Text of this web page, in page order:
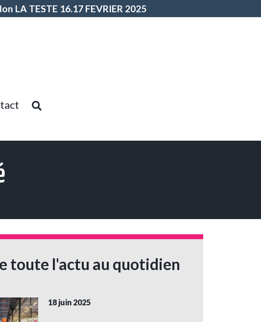
LA TESTE 16.17 FEVRIER 2025
toute l'actu au quotidien
18 juin 2025